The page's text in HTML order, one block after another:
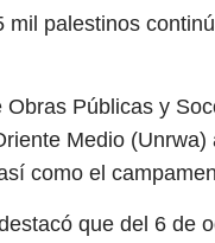
mil palestinos
Obras Públicas y
Medio
como el
que del 6 de